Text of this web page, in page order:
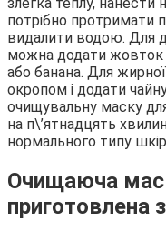
злегка теплу, нанести
потрібно протримати
видалити водою. Для
можна додати жовток
або банана. Для
окропом і додати
очищувальну маску
на п\’ятнадцять
нормального типу
Очищаюча
приготовлена